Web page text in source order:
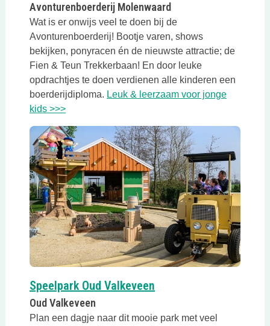
Avonturenboerderij Molenwaard
Wat is er onwijs veel te doen bij de
Avonturenboerderij! Bootje varen, shows
bekijken, ponyracen én de nieuwste attractie; de
Fien & Teun Trekkerbaan! En door leuke
opdrachtjes te doen verdienen alle kinderen een
boerderijdiploma. Leuk & leerzaam voor jonge
kids >>>Deze link opent in een nieuwe tab
Speelpark Oud ValkeveenDeze link opent in een
Oud Valkeveen
Plan een dagje naar dit mooie park met veel